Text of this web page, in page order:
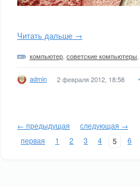
Читать дальше →
компьютер советские компьютеры
admin 2 февраля 2012, 18:58
← предыдущая
следующая →
первая
1 2 3 4 5 6